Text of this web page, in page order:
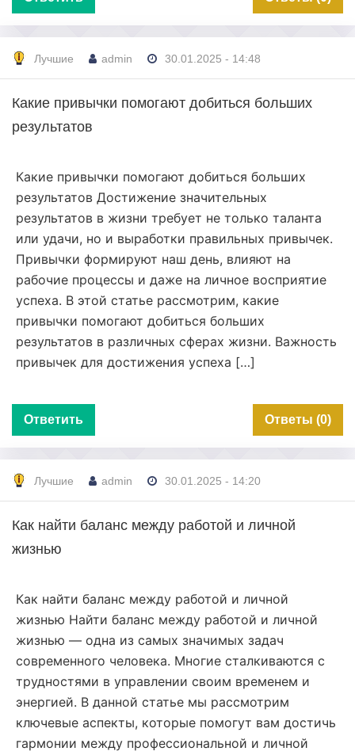
Лучшие admin 30.01.2025 - 14:48
Какие привычки помогают добиться больших
результатов
Какие привычки помогают добиться больших
результатов Достижение значительных
результатов в жизни требует не только таланта
или удачи, но и выработки правильных привычек.
Привычки формируют наш день, влияют на
рабочие процессы и даже на личное восприятие
успеха. В этой статье рассмотрим, какие
привычки помогают добиться больших
результатов в различных сферах жизни. Важность
привычек для достижения успеха […]
Ответить Ответы (0)
Лучшие admin 30.01.2025 - 14:20
Как найти баланс между работой и личной
жизнью
Как найти баланс между работой и личной
жизнью Найти баланс между работой и личной
жизнью — одна из самых значимых задач
современного человека. Многие сталкиваются с
трудностями в управлении своим временем и
энергией. В данной статье мы рассмотрим
ключевые аспекты, которые помогут вам достичь
гармонии между профессиональной и личной